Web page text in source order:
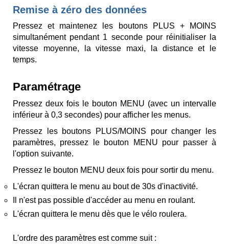
Remise à zéro des données
Pressez et maintenez les boutons PLUS + MOINS
simultanément pendant 1 seconde pour réinitialiser la
vitesse moyenne, la vitesse maxi, la distance et le
temps.
Paramétrage
Pressez deux fois le bouton MENU (avec un intervalle
inférieur à 0,3 secondes) pour afficher les menus.
Pressez les boutons PLUS/MOINS pour changer les
paramètres, pressez le bouton MENU pour passer à
l'option suivante.
Pressez le bouton MENU deux fois pour sortir du menu.
L'écran quittera le menu au bout de 30s d'inactivité.
Il n'est pas possible d'accéder au menu en roulant.
L'écran quittera le menu dès que le vélo roulera.
L'ordre des paramètres est comme suit :